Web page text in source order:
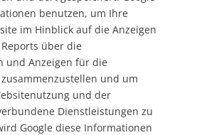
benutzen, um Ihre
im Hinblick auf die Anzeigen
über die
und Anzeigen für die
und um
und der
Dienstleistungen zu
Google diese Informationen